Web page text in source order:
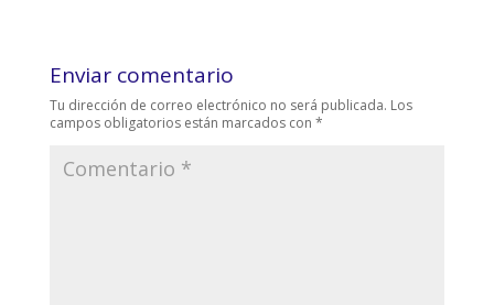
Enviar comentario
Tu dirección de correo electrónico no será publicada. Los
campos obligatorios están marcados con *